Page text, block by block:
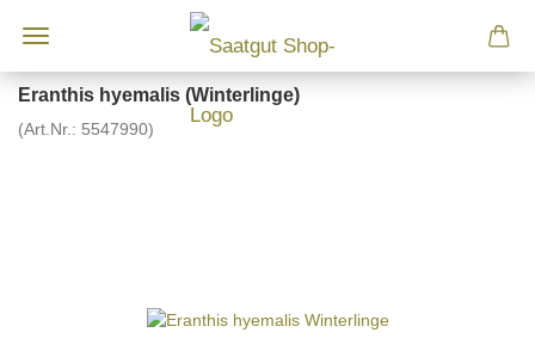
Eranthis hyemalis (Winterlinge)
(Art.Nr.: 5547990)